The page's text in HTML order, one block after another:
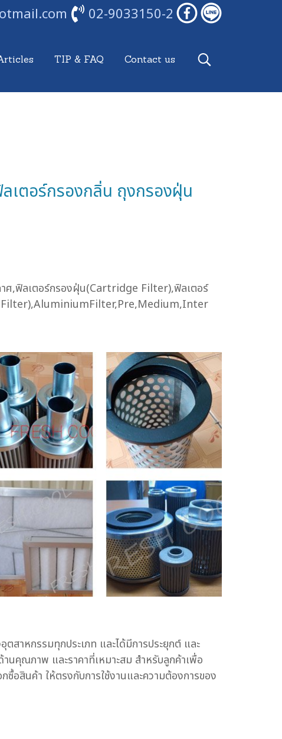
02-9033150-2
TIP & FAQ Contact us
เตอร์กรองกลิ่น ถุงกรองฝุ่น
าศ,ฟิลเตอร์กรองฝุ่น(Cartridge Filter),ฟิลเตอร์
Filter),AluminiumFilter,Pre,Medium,Inter
าหกรรมทุกประเภท และได้มีการประยุกต์ และ
นคุณภาพ และราคาที่เหมาะสม สำหรับลูกค้าเพื่อ
ซื้อสินค้า ให้ตรงกับการใช้งานและความต้องการของ